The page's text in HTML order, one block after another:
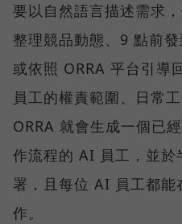
要以自然語言描述需求
整理競品動態、9 點前
或依照 ORRA 平台引導
員工的權責範圍、日常
ORRA 就會生成一個已
作流程的 AI 員工，並於
署，且每位 AI 員工都能
作。